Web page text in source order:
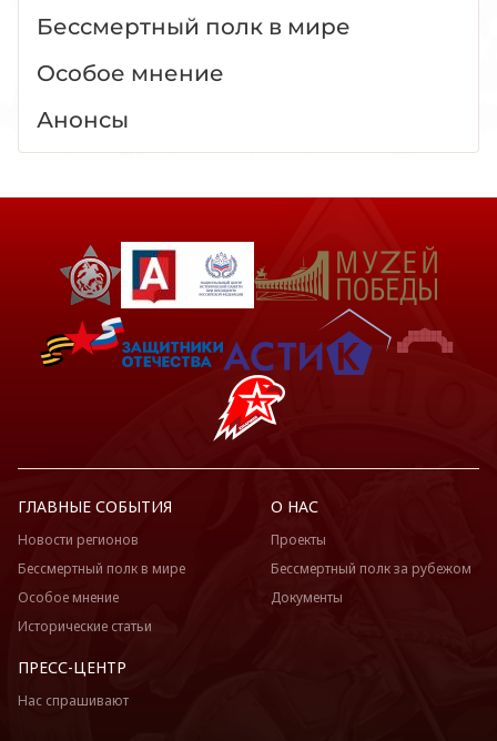
Бессмертный полк в мире
Особое мнение
Анонсы
ГЛАВНЫЕ СОБЫТИЯ
Новости регионов
Бессмертный полк в мире
Особое мнение
Исторические статьи
О НАС
Проекты
Бессмертный полк за рубежом
Документы
ПРЕСС-ЦЕНТР
Нас спрашивают